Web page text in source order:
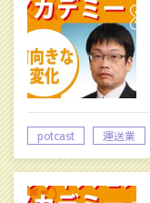
potcast 運送業